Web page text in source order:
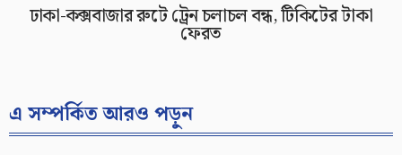
ঢাকা-কক্সবাজার রুটে ট্রেন চলাচল বন্ধ, টিকিটের টাকা
ফেরত
এ সম্পর্কিত আরও পড়ুন